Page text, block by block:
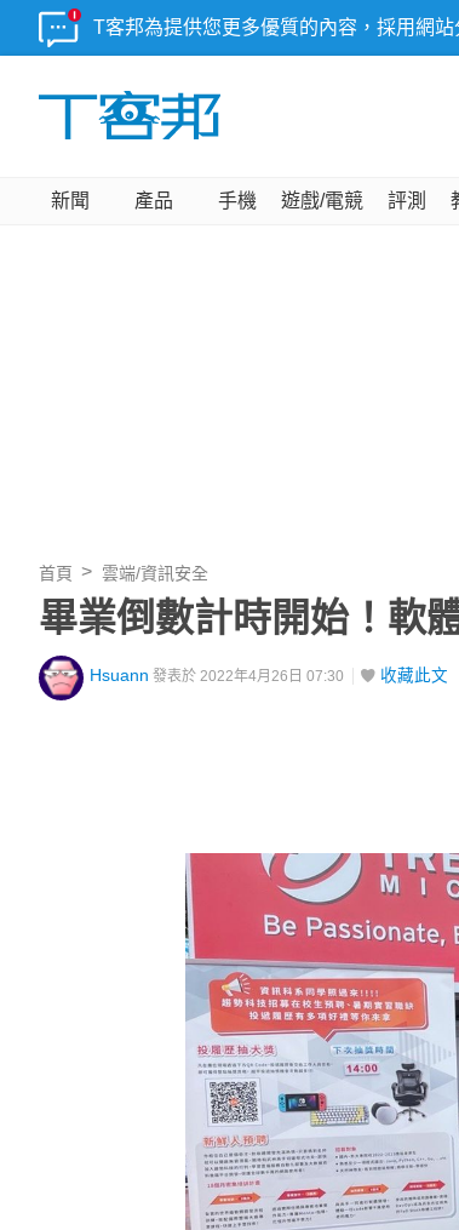
T客邦為提供您更多優質的內容，採用網
新聞 產品 手機 遊戲/電競 評測
首頁 雲端/資訊安全
畢業倒數計時開始！軟
Hsuann 發表於 2022年4月26日 07:30 收藏此文